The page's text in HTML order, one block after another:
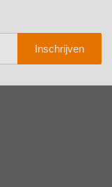
Inschrijven